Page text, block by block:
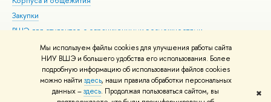
Мы используем файлы cookies для улучшения работы сайта
НИУ ВШЭ и большего удобства его использования. Более
подробную информацию об использовании файлов cookies
можно найти здесь, наши правила обработки персональных
данных –здесь. Продолжая пользоваться сайтом, вы
✖
Закупки
ВШЭ для студентов с ограниченными возможностями
здоровья и инвалидностью
Версия для слабовидящих
Единая платежная страница